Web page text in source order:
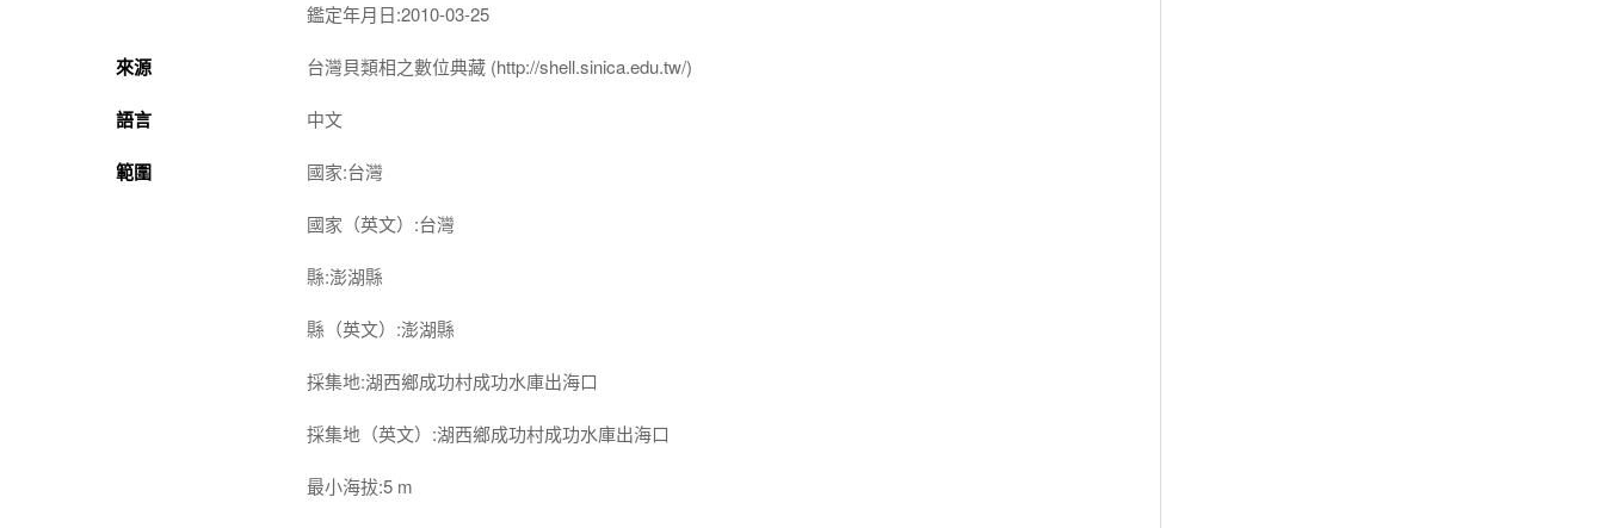
鑑定年月日:2010-03-25
來源 台灣貝類相之數位典藏 (http://shell.sinica.edu.tw/)
語言 中文
範圍 國家:台灣
國家（英文）:台灣
縣:澎湖縣
縣（英文）:澎湖縣
採集地:湖西鄉成功村成功水庫出海口
採集地（英文）:湖西鄉成功村成功水庫出海口
最小海拔:5 m